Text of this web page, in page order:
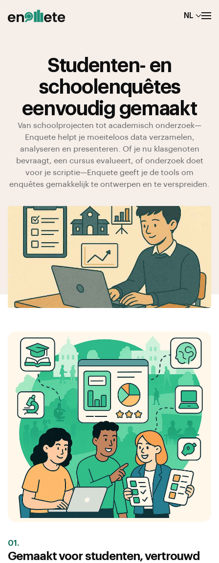
NL
Studenten- en
schoolenquêtes
eenvoudig gemaakt
Van schoolprojecten tot academisch onderzoek—
Enquete helpt je moeiteloos data verzamelen,
analyseren en presenteren. Of je nu klasgenoten
bevraagt, een cursus evalueert, of onderzoek doet
voor je scriptie—Enquete geeft je de tools om
enquêtes gemakkelijk te ontwerpen en te verspreiden.
01.
Gemaakt voor studenten, vertrouwd